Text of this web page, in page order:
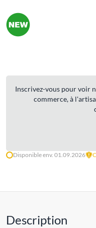
Inscrivez-vous pour voir
commerce, à
Disponible env. 01.09.2026
Description